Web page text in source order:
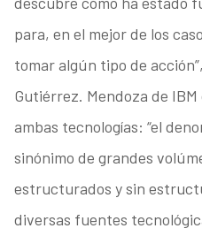
para, en el mejor de los
tomar algún tipo de
Gutiérrez. Mendoza de
ambas tecnologías: “el
sinónimo de grandes
estructurados y sin
diversas fuentes